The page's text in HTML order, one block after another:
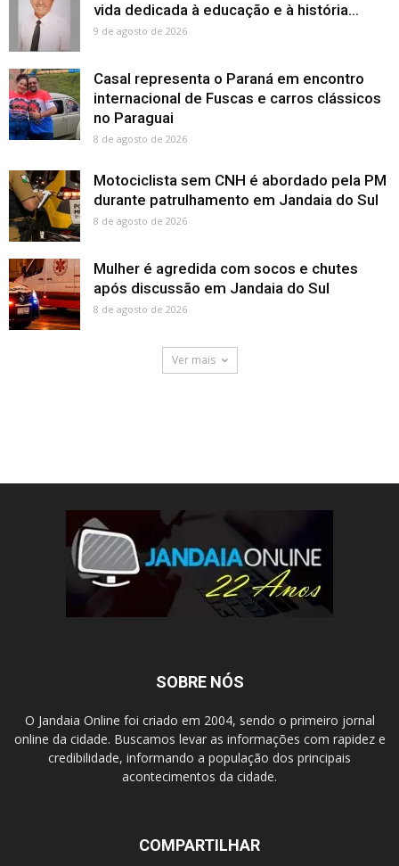
vida dedicada à educação e à história...
9 de agosto de 2026
Casal representa o Paraná em encontro
internacional de Fuscas e carros clássicos
no Paraguai
8 de agosto de 2026
Motociclista sem CNH é abordado pela PM
durante patrulhamento em Jandaia do Sul
8 de agosto de 2026
Mulher é agredida com socos e chutes
após discussão em Jandaia do Sul
8 de agosto de 2026
Ver mais
SOBRE NÓS
O Jandaia Online foi criado em 2004, sendo o primeiro jornal
online da cidade. Buscamos levar as informações com rapidez e
credibilidade, informando a população dos principais
acontecimentos da cidade.
COMPARTILHAR